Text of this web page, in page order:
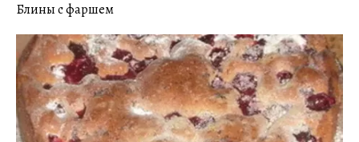
Блины с фаршем